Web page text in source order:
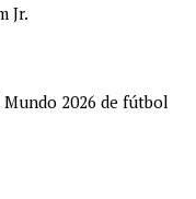
Jr.
2026 de fútbol